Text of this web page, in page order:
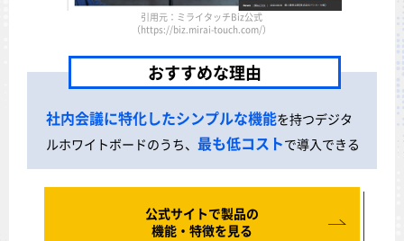
引用元：ミライタッチBiz公式
（https://biz.mirai-touch.com/）
おすすめな理由
社内会議に特化したシンプルな機能を持つデジタ
ルホワイトボードのうち、 最も低コストで導入できる
公式サイトで製品の
機能・特徴を見る